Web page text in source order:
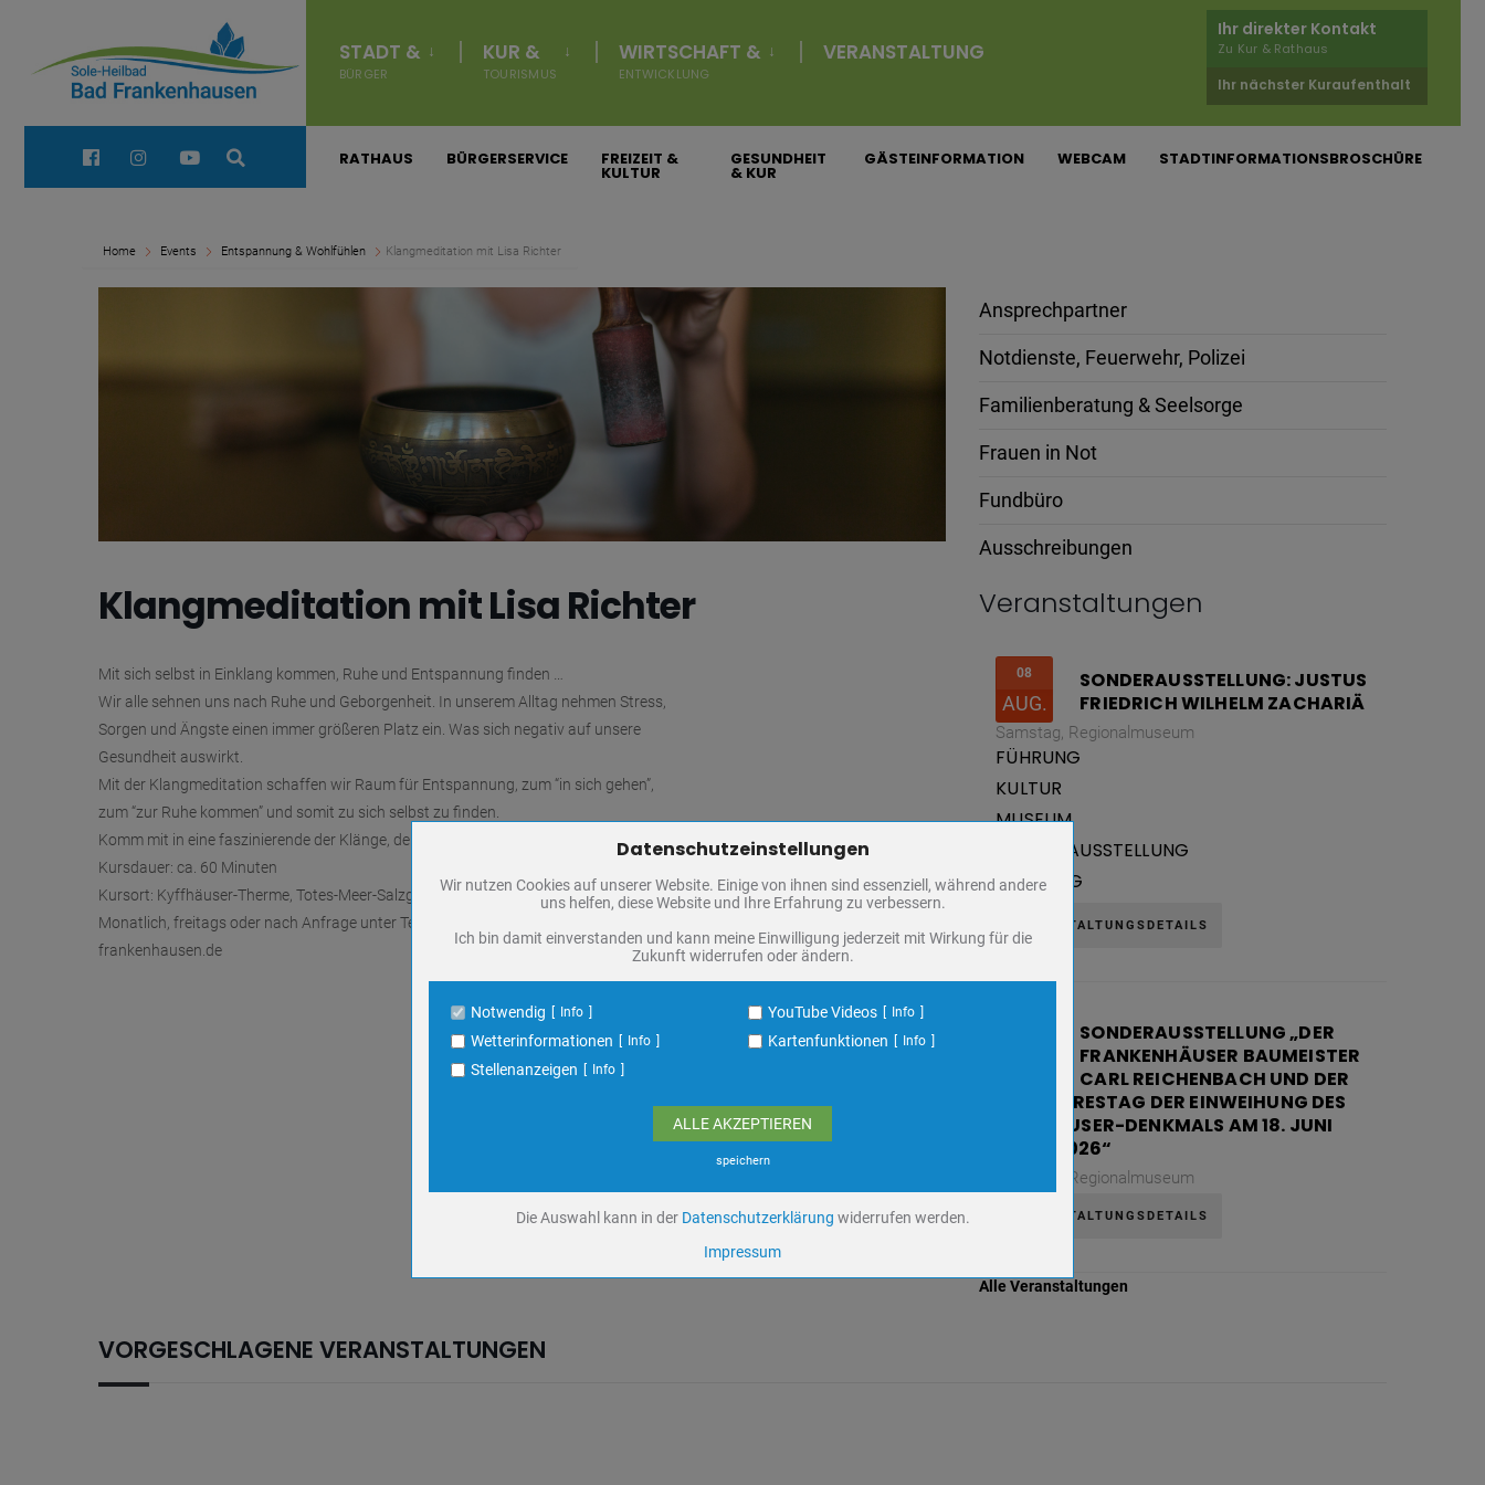
überspringen
STADT &
BÜRGER
KUR &
TOURISMUS
WIRTSCHAFT &
ENTWICKLUNG
VERANSTALTUNG
Ihr direkter Kontakt
Zu Kur & Rathaus
Ihr nächster Kuraufenthalt
Quick Links: RATHAUS BÜRGERSERVICE FREIZEIT &
KULTUR
GESUNDHEIT
& KUR
GÄSTEINFORMATION WEBCAM STADTINFORMATIONSBROSCHÜRE
Home Events Entspannung & Wohlfühlen Klangmeditation mit Lisa Richter
Klangmeditation mit Lisa Richter
Mit sich selbst in Einklang kommen, Ruhe und Entspannung finden …
Wir alle sehnen uns nach Ruhe und Geborgenheit. In unserem Alltag nehmen Stress,
Sorgen und Ängste einen immer größeren Platz ein. Was sich negativ auf unsere
Gesundheit auswirkt.
Mit der Klangmeditation schaffen wir Raum für Entspannung, zum “in sich gehen”,
zum “zur Ruhe kommen” und somit zu sich selbst zu finden.
Komm mit in eine faszinierende der Klänge, der Worte und der Stille.
Kursdauer: ca. 60 Minuten
Kursort: Kyffhäuser-Therme, Totes-Meer-Salzgrotte
Monatlich, freitags oder nach Anfrage unter Tel. 034671 5123 oder kur@bad-
frankenhausen.de
Ansprechpartner
Notdienste, Feuerwehr, Polizei
Familienberatung & Seelsorge
Frauen in Not
Fundbüro
Ausschreibungen
Veranstaltungen
08
AUG.
SONDERAUSSTELLUNG: JUSTUS
FRIEDRICH WILHELM ZACHARIÄ
Samstag, Regionalmuseum
FÜHRUNG
KULTUR
MUSEUM
SONDERAUSSTELLUNG
VORTRAG
VERANSTALTUNGSDETAILS
SONDERAUSSTELLUNG „DER
FRANKENHÄUSER BAUMEISTER
CARL REICHENBACH UND DER
130. JAHRESTAG DER EINWEIHUNG DES
KYFFHÄUSER-DENKMALS AM 18. JUNI
1896 / 2026“
Regionalmuseum
VERANSTALTUNGSDETAILS
Alle Veranstaltungen
VORGESCHLAGENE VERANSTALTUNGEN
Zum Betrieb der Seite notwendige Cookies / Drittanbieter:
Name
PHP Session Cookie
Zweck
Absicherung Kontaktformular / SPAM Schutz
Name
Cookiespeicherung Entscheidungscookie
Anbieter
Eigentümer dieser Website
Speichert die Einstellungen der Besucher bezüglich der Speicherung von Cookies.
YouTube Videos / Dies ist ein Video Dienst von Google
Datenschutzeinstellungen
Wir nutzen Cookies auf unserer Website. Einige von ihnen sind essenziell, während andere
uns helfen, diese Website und Ihre Erfahrung zu verbessern.
Ich bin damit einverstanden und kann meine Einwilligung jederzeit mit Wirkung für die
Zukunft widerrufen oder ändern.
Notwendig Info YouTube Videos Info
Wetterinformationen Info Kartenfunktionen Info
Stellenanzeigen Info
ALLE AKZEPTIEREN
speichern
Die Auswahl kann in der Datenschutzerklärung widerrufen werden.
Impressum